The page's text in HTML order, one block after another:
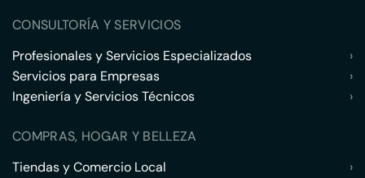
CONSULTORÍA Y SERVICIOS
Profesionales y Servicios Especializados
›
Servicios para Empresas
›
Ingeniería y Servicios Técnicos
›
COMPRAS, HOGAR Y BELLEZA
Tiendas y Comercio Local
›